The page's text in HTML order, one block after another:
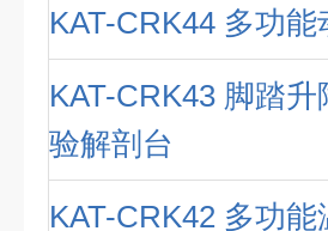
KAT-CRK44 多功
KAT-CRK43 脚踏
验解剖台
KAT-CRK42 多功